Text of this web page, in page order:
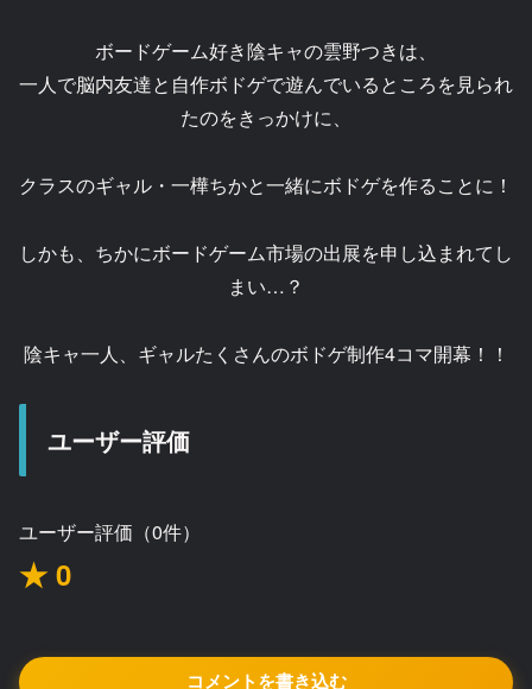
ボードゲーム好き陰キャの雲野つきは、
一人で脳内友達と自作ボドゲで遊んでいるところを見られ
たのをきっかけに、
クラスのギャル・一樺ちかと一緒にボドゲを作ることに！
しかも、ちかにボードゲーム市場の出展を申し込まれてし
まい…？
陰キャ一人、ギャルたくさんのボドゲ制作4コマ開幕！！
ユーザー評価
ユーザー評価（0件）
★ 0
コメントを書き込む